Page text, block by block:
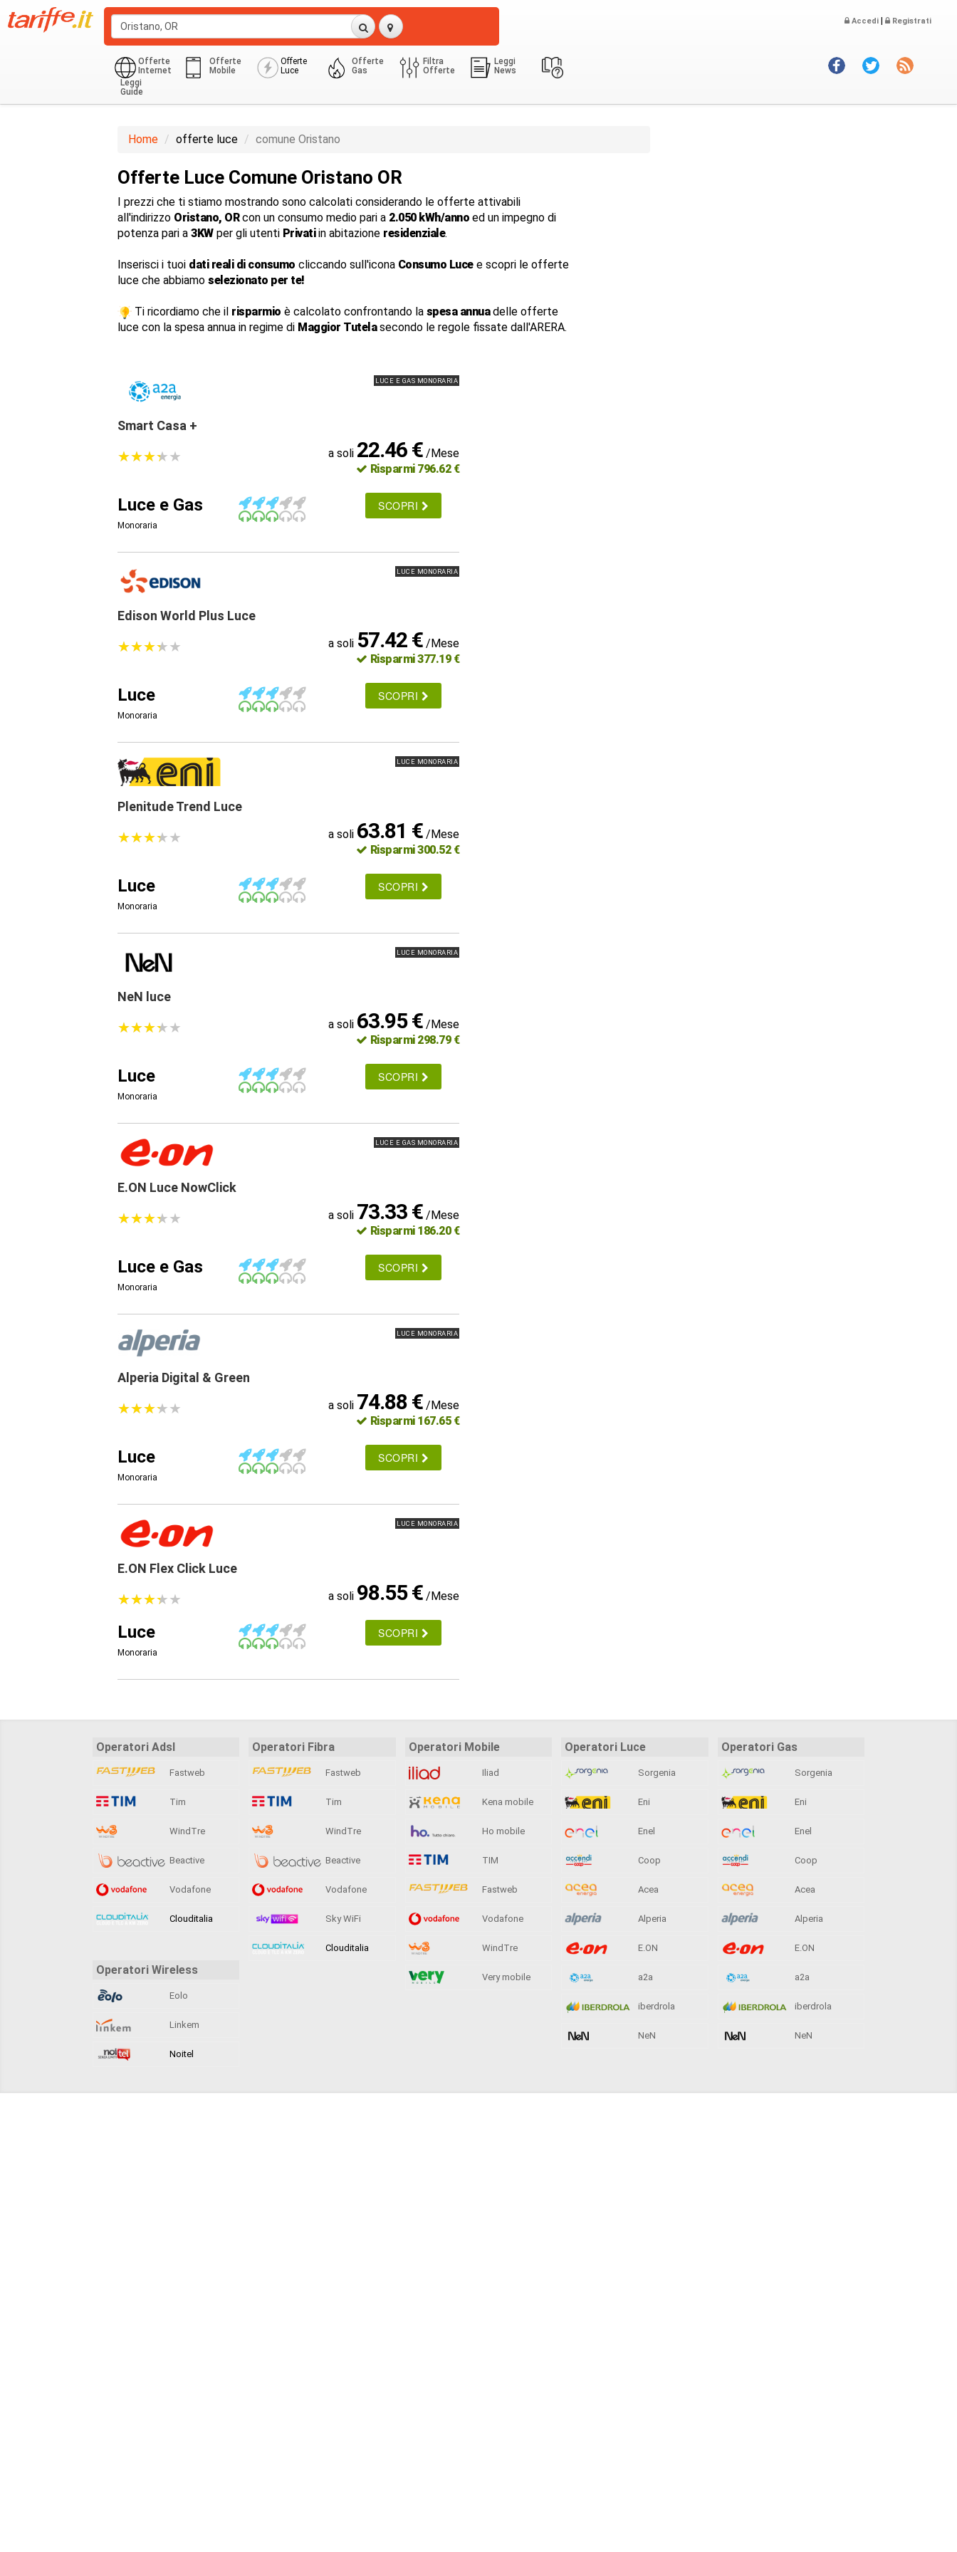
Accedi | Registrati
Offerte
Internet
Offerte
Mobile
Offerte
Luce
Offerte
Gas
Filtra
Offerte
Leggi
News
Leggi
Guide
Monoraria
Home offerte luce comune Oristano
Offerte Luce Comune Oristano OR
I prezzi che ti stiamo mostrando sono calcolati considerando le offerte attivabili
all'indirizzo Oristano, ORcon un consumo medio pari a 2.050 kWh/anno ed un impegno di
potenza pari a 3KWper gli utenti Privatiin abitazione residenziale.
Inserisci i tuoi dati reali di consumo cliccando sull'icona Consumo Lucee scopri le offerte
luce che abbiamo selezionato per te!
Ti ricordiamo che il risparmio è calcolato confrontando la spesa annuadelle offerte
luce con la spesa annua in regime di Maggior Tutelasecondo le regole fissate dall'ARERA.
LUCE E GAS MONORARIA
Smart Casa +
★★★★★
★★★★★ a soli 22.46 € /Mese
Risparmi 796.62 €
Luce e Gas
Monoraria
SCOPRI
LUCE MONORARIA
Edison World Plus Luce
★★★★★
★★★★★ a soli 57.42 € /Mese
Risparmi 377.19 €
Luce
Monoraria
SCOPRI
LUCE MONORARIA
Plenitude Trend Luce
★★★★★
★★★★★ a soli 63.81 € /Mese
Risparmi 300.52 €
Luce
Monoraria
SCOPRI
LUCE MONORARIA
NeN luce
★★★★★
★★★★★ a soli 63.95 € /Mese
Risparmi 298.79 €
Luce
Monoraria
SCOPRI
LUCE E GAS MONORARIA
E.ON Luce NowClick
★★★★★
★★★★★ a soli 73.33 € /Mese
Risparmi 186.20 €
Luce e Gas
Monoraria
SCOPRI
LUCE MONORARIA
Alperia Digital & Green
★★★★★
★★★★★ a soli 74.88 € /Mese
Risparmi 167.65 €
Luce
Monoraria
SCOPRI
LUCE MONORARIA
E.ON Flex Click Luce
★★★★★
★★★★★ a soli 98.55 € /Mese
Luce
Monoraria
SCOPRI
Operatori Adsl
Fastweb
Tim
WindTre
Beactive
Vodafone
Clouditalia
Operatori Wireless
Eolo
Linkem
Noitel
Operatori Fibra
Fastweb
Tim
WindTre
Beactive
Vodafone
Sky WiFi
Clouditalia
Operatori Mobile
Iliad
Kena mobile
Ho mobile
TIM
Fastweb
Vodafone
WindTre
Very mobile
Operatori Luce
Sorgenia
Eni
Enel
Coop
Acea
Alperia
E.ON
a2a
iberdrola
NeN
Operatori Gas
Sorgenia
Eni
Enel
Coop
Acea
Alperia
E.ON
a2a
iberdrola
NeN